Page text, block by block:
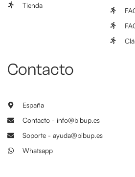
Tienda
Contacto
España
Contacto - info@bibup.es
Soporte - ayuda@bibup.es
Whatsapp